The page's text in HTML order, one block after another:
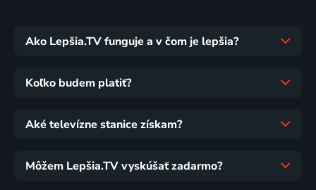
Ako Lepšia.TV funguje a v čom je lepšia?
Koľko budem platiť?
Aké televízne stanice získam?
Môžem Lepšia.TV vyskúšať zadarmo?